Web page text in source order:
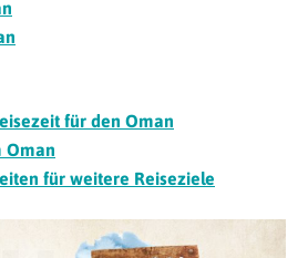
für den Oman
Oman
für weitere Reiseziele